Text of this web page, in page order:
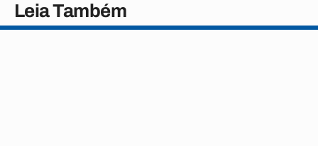
Leia Também